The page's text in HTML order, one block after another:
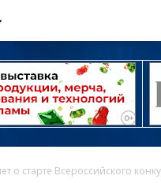
о старте Всероссийского